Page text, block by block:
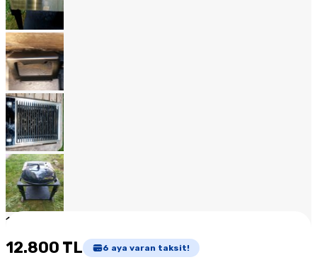
1
12.800 TL 6 aya varan taksit!